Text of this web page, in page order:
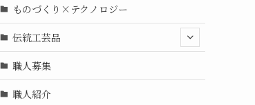
ものづくり×テクノロジー
伝統工芸品
職人募集
職人紹介